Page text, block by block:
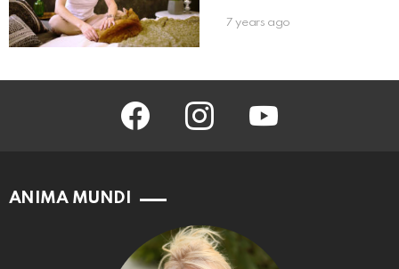
7 years ago
facebook instagram youtube
ANIMA MUNDI